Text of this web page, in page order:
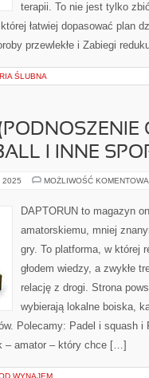
terapii. To nie jest tylko
łatwiej dopasować plan
przewlekłe i Zabiegi
ŚLUBNA
I INNE
2025 MOŻLIWOŚĆ
DAPTORUN to magazyn
amatorskiemu, mniej
gry. To platforma, w której
głodem wiedzy, a zwykłe
relację z drogi. Strona
wybierają lokalne boiska,
Polecamy: Padel i squash i
– amator – który chce […]
WYNAJEM